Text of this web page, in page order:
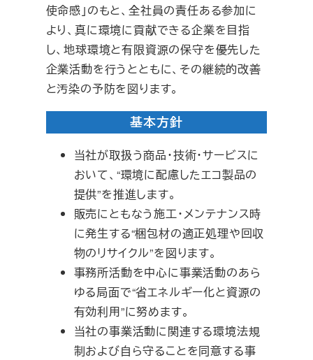
使命感」のもと、全社員の責任ある参加に
より、真に環境に貢献できる企業を目指
し、地球環境と有限資源の保守を優先した
企業活動を行うとともに、その継続的改善
と汚染の予防を図ります。
基本方針
当社が取扱う商品・技術・サービスに
おいて、“環境に配慮したエコ製品の
提供”を推進します。
販売にともなう施工・メンテナンス時
に発生する“梱包材の適正処理や回収
物のリサイクル”を図ります。
事務所活動を中心に事業活動のあら
ゆる局面で“省エネルギー化と資源の
有効利用”に努めます。
当社の事業活動に関連する環境法規
制および自ら守ることを同意する事